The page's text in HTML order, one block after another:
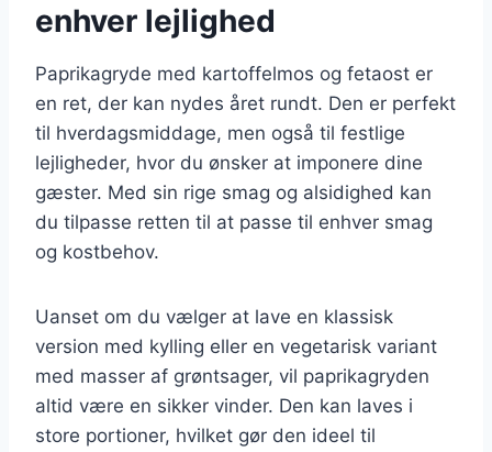
enhver lejlighed
Paprikagryde med kartoffelmos og fetaost er
en ret, der kan nydes året rundt. Den er perfekt
til hverdagsmiddage, men også til festlige
lejligheder, hvor du ønsker at imponere dine
gæster. Med sin rige smag og alsidighed kan
du tilpasse retten til at passe til enhver smag
og kostbehov.
Uanset om du vælger at lave en klassisk
version med kylling eller en vegetarisk variant
med masser af grøntsager, vil paprikagryden
altid være en sikker vinder. Den kan laves i
store portioner, hvilket gør den ideel til